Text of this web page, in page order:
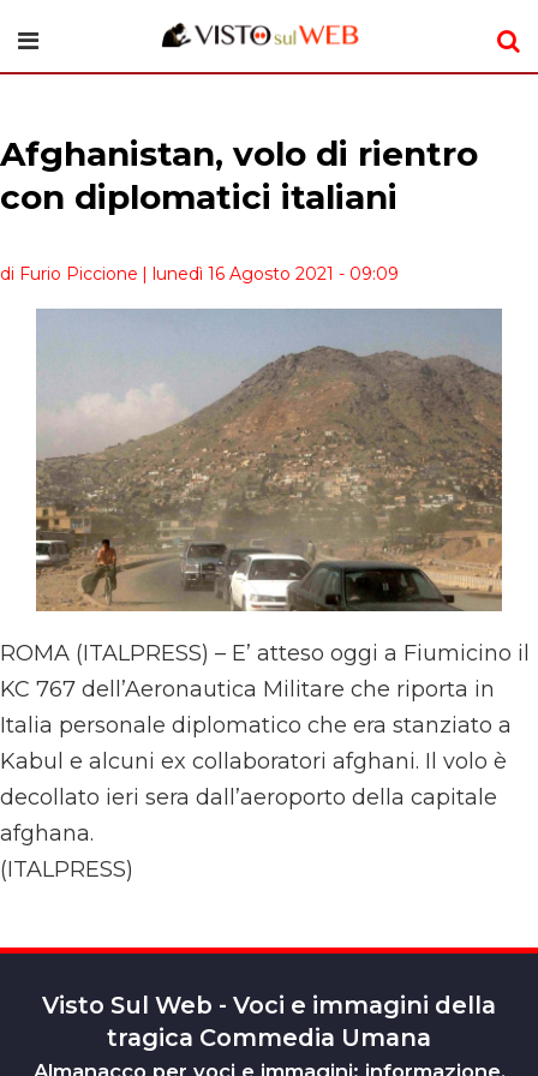
Afghanistan, volo di rientro
con diplomatici italiani
di Furio Piccione | lunedì 16 Agosto 2021 - 09:09
ROMA (ITALPRESS) – E’ atteso oggi a Fiumicino il
KC 767 dell’Aeronautica Militare che riporta in
Italia personale diplomatico che era stanziato a
Kabul e alcuni ex collaboratori afghani. Il volo è
decollato ieri sera dall’aeroporto della capitale
afghana.
(ITALPRESS)
Visto Sul Web - Voci e immagini della
tragica Commedia Umana
Almanacco per voci e immagini: informazione,